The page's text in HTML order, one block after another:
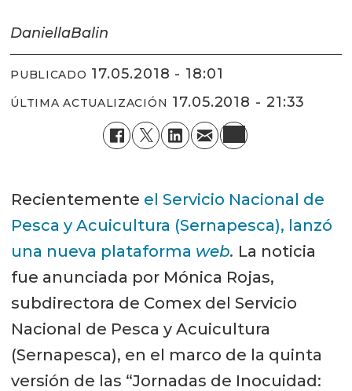
DaniellaBalin
PUBLICADO 17.05.2018 - 18:01
ÚLTIMA ACTUALIZACIÓN 17.05.2018 - 21:33
Recientemente el Servicio Nacional de
Pesca y Acuicultura (Sernapesca), lanzó
una nueva plataforma web. La noticia
fue anunciada por Mónica Rojas,
subdirectora de Comex del Servicio
Nacional de Pesca y Acuicultura
(Sernapesca), en el marco de la quinta
versión de las “Jornadas de Inocuidad: